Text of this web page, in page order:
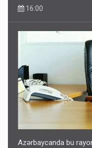
16:00
Azərbaycanda bu